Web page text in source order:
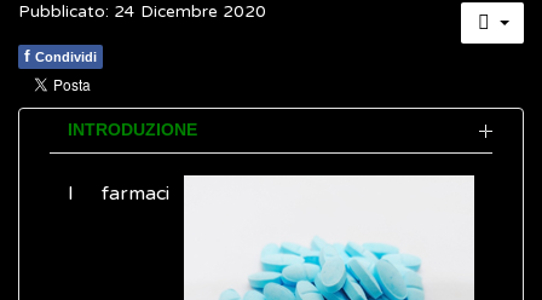
Pubblicato: 24 Dicembre 2020
f Condividi
INTRODUZIONE
I farmaci